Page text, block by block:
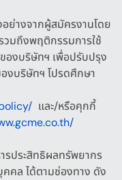
ย่างจากผู้สมัครงานโดย
มถึงพฤติกรรมการใช้
ของบริษัทฯ เพื่อปรับปรุง
งบริษัทฯ โปรดศึกษา
และ/หรือคุกกี้
รประสิทธิผลทรัพยากร
คคล ได้ตามช่องทาง ดัง